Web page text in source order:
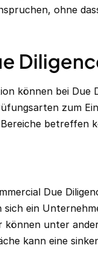
ohne
können bei
zum
Due
ein
unter
kann eine